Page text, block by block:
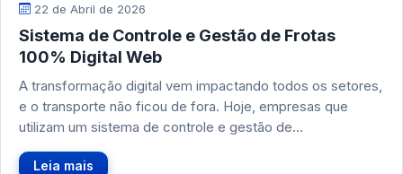
22 de Abril de 2026
Sistema de Controle e Gestão de Frotas
100% Digital Web
A transformação digital vem impactando todos os setores,
e o transporte não ficou de fora. Hoje, empresas que
utilizam um sistema de controle e gestão de…
Leia mais